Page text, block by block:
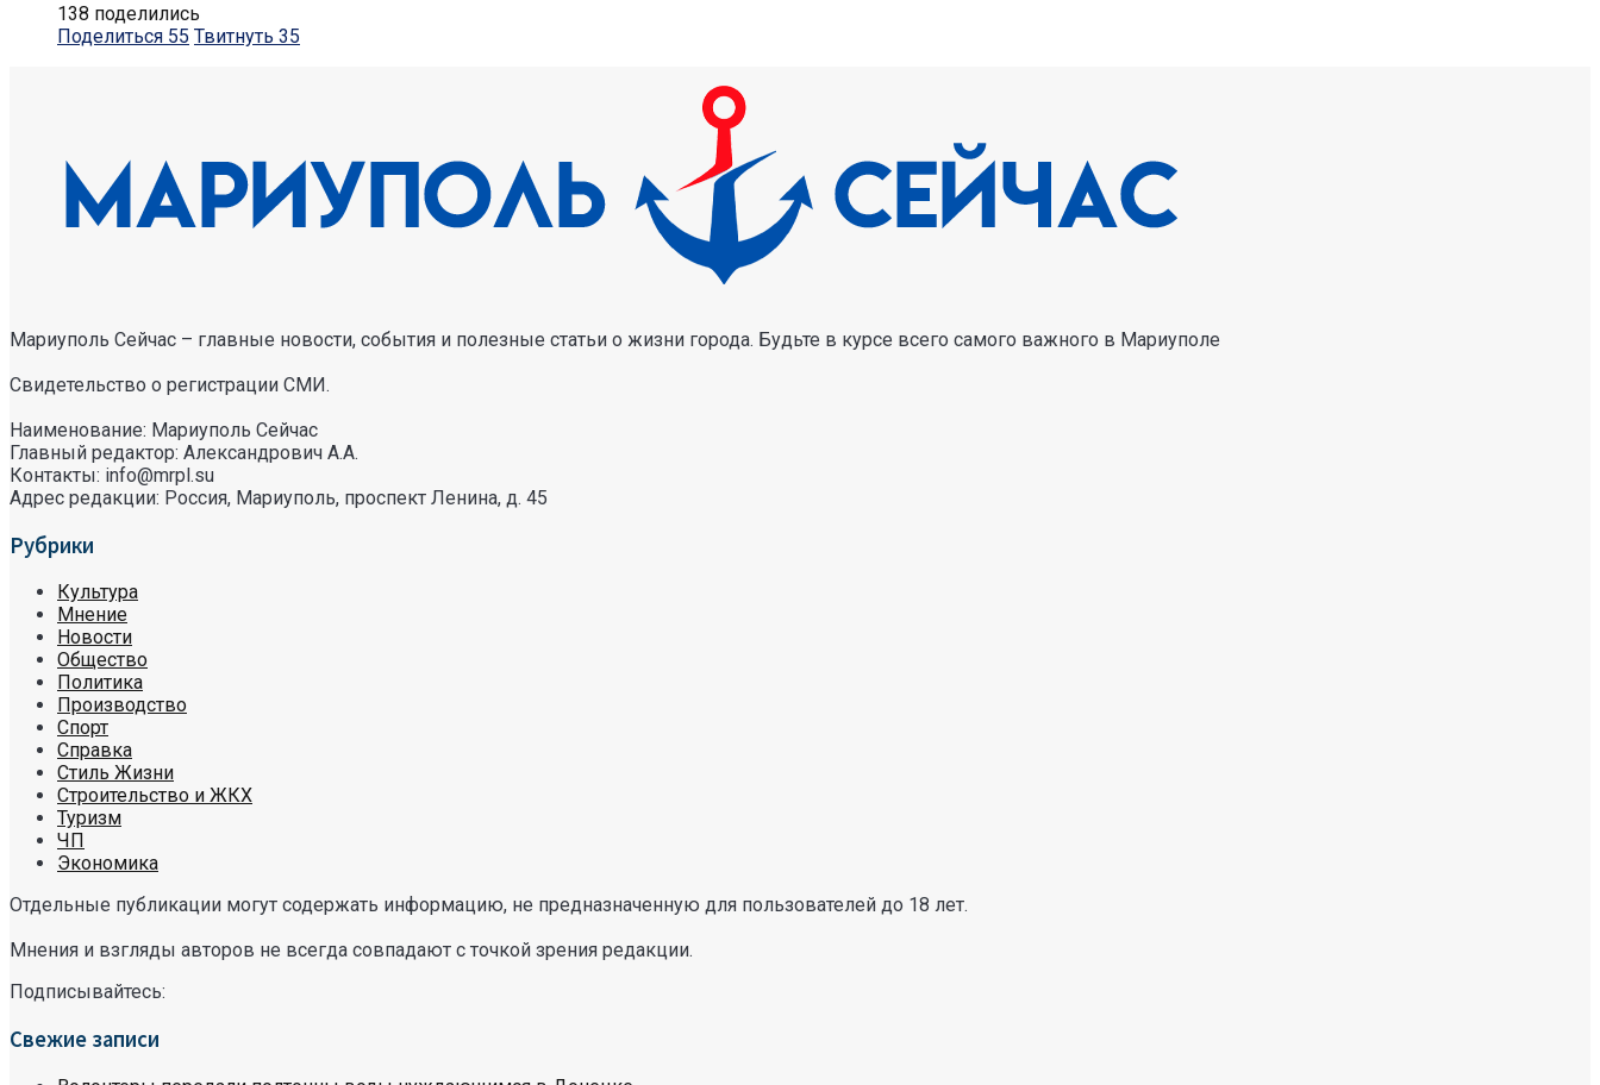
138 поделились
Поделиться 55 Твитнуть 35
Мариуполь Сейчас – главные новости, события и полезные статьи о жизни города. Будьте в курсе всего самого важного в Мариуполе
Свидетельство о регистрации СМИ.
Наименование: Мариуполь Сейчас
Главный редактор: Александрович А.А.
Контакты: info@mrpl.su
Адрес редакции: Россия, Мариуполь, проспект Ленина, д. 45
Рубрики
Культура
Мнение
Новости
Общество
Политика
Производство
Спорт
Справка
Стиль Жизни
Строительство и ЖКХ
Туризм
ЧП
Экономика
Отдельные публикации могут содержать информацию, не предназначенную для пользователей до 18 лет.
Мнения и взгляды авторов не всегда совпадают с точкой зрения редакции.
Подписывайтесь:
Свежие записи